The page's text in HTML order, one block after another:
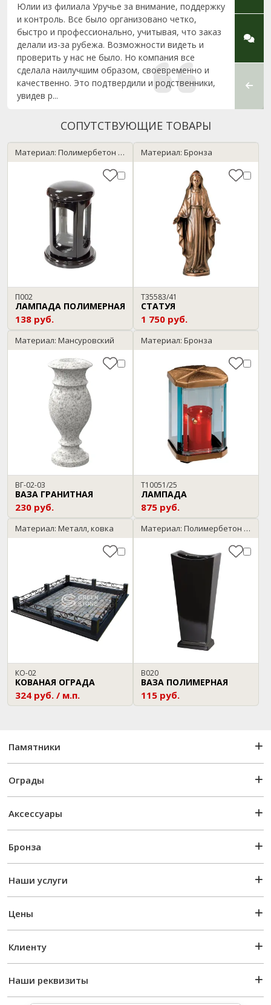
Юлии из филиала Уручье за внимание, поддержку
и контроль. Все было организовано четко,
быстро и профессионально, учитывая, что заказ
делали из-за рубежа. Возможности видеть и
проверить у нас не было. Но компания все
сделала наилучшим образом, своевременно и
качественно. Это подтвердили и родственники,
увидев р...
СОПУТСТВУЮЩИЕ ТОВАРЫ
Материал: Полимербетон / черный
П002
ЛАМПАДА ПОЛИМЕРНАЯ
138 руб.
Материал: Бронза
T35583/41
СТАТУЯ
1 750 руб.
Материал: Мансуровский
ВГ-02-03
ВАЗА ГРАНИТНАЯ
230 руб.
Материал: Бронза
T10051/25
ЛАМПАДА
875 руб.
Материал: Металл, ковка
КО-02
КОВАНАЯ ОГРАДА
324 руб. / м.п.
Материал: Полимербетон / черный
В020
ВАЗА ПОЛИМЕРНАЯ
115 руб.
Памятники
Ограды
Аксессуары
Бронза
Наши услуги
Цены
Клиенту
Наши реквизиты